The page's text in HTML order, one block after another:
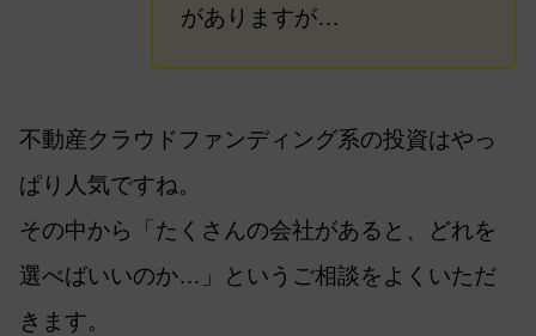
がありますが…
不動産クラウドファンディング系の投資はやっ
ぱり人気ですね。
その中から「たくさんの会社があると、どれを
選べばいいのか…」というご相談をよくいただ
きます。